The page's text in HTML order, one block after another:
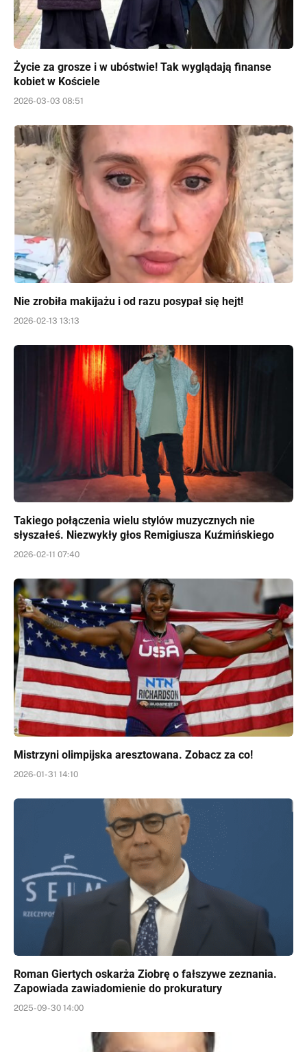
Życie za grosze i w ubóstwie! Tak wyglądają finanse
kobiet w Kościele
2026-03-03 08:51
Nie zrobiła makijażu i od razu posypał się hejt!
2026-02-13 13:13
Takiego połączenia wielu stylów muzycznych nie
słyszałeś. Niezwykły głos Remigiusza Kuźmińskiego
2026-02-11 07:40
Mistrzyni olimpijska aresztowana. Zobacz za co!
2026-01-31 14:10
Roman Giertych oskarża Ziobrę o fałszywe zeznania.
Zapowiada zawiadomienie do prokuratury
2025-09-30 14:00